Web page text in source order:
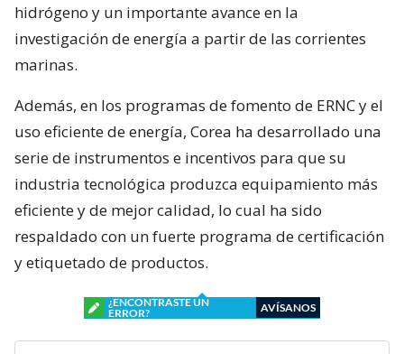
hidrógeno y un importante avance en la
investigación de energía a partir de las corrientes
marinas.
Además, en los programas de fomento de ERNC y el
uso eficiente de energía, Corea ha desarrollado una
serie de instrumentos e incentivos para que su
industria tecnológica produzca equipamiento más
eficiente y de mejor calidad, lo cual ha sido
respaldado con un fuerte programa de certificación
y etiquetado de productos.
¿ENCONTRASTE UN
ERROR?
AVÍSANOS